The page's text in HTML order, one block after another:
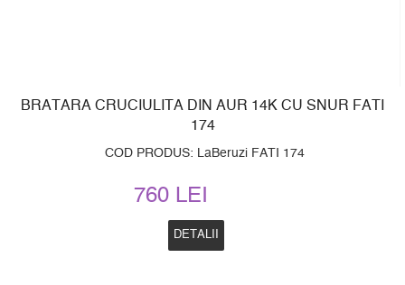
BRATARA CRUCIULITA DIN AUR 14K CU SNUR FATI
174
COD PRODUS: LaBeruzi FATI 174
760 LEI
DETALII